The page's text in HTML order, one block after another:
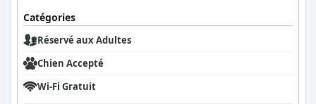
Catégories
Réservé aux Adultes
Chien Accepté
Wi-Fi Gratuit